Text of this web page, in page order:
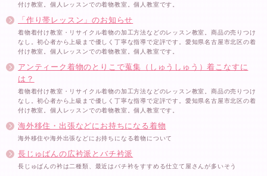
付け教室。個人レッスンでの着物教室。個人教室です。
「作り帯レッスン」のお知らせ
着物着付け教室・リサイクル着物の加工方法などのレッスン教室。商品の売りつけ
なし。初心者から上級まで優しく丁寧な指導で定評です。愛知県名古屋市北区の着
付け教室。個人レッスンでの着物教室。個人教室です。
アンティーク着物のとりこで蒐集（しゅうしゅう）着こなすに
は？
着物着付け教室・リサイクル着物の加工方法などのレッスン教室。商品の売りつけ
なし。初心者から上級まで優しく丁寧な指導で定評です。愛知県名古屋市北区の着
付け教室。個人レッスンでの着物教室。個人教室です。
海外移住・出張などにお持ちになる着物
海外移住や海外出張などにお持ちになる着物について
長じゅばんの広衿派とバチ衿派
長じゅばんの衿は二種類、最近はバチ衿をすすめる仕立て屋さんが多いそう